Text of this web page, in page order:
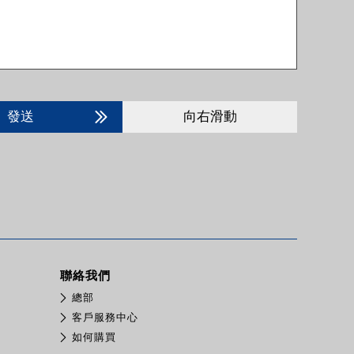
發送 向右滑動
聯絡我們
總部
客戶服務中心
如何購買